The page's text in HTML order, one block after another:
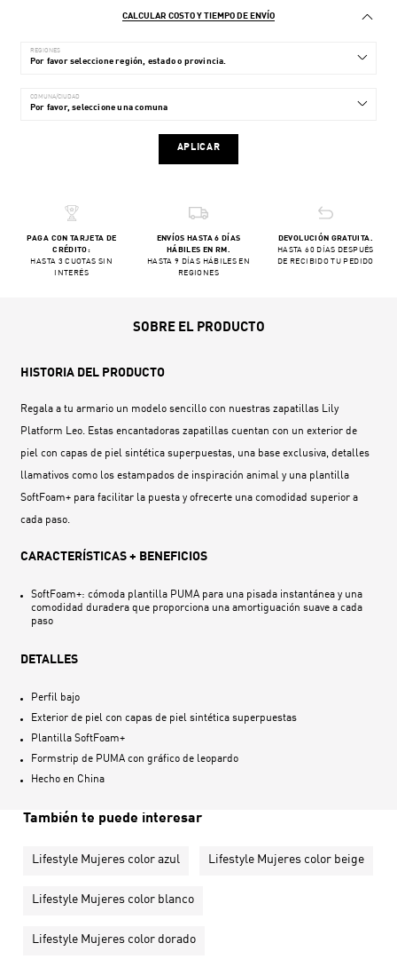
CALCULAR COSTO Y TIEMPO DE ENVÍO
REGIONES
COMUNA/CIUDAD
APLICAR
PAGA CON TARJETA DE
CRÉDITO:
HASTA 3 CUOTAS SIN
INTERÉS
ENVÍOS HASTA 6 DÍAS
HÁBILES EN RM.
HASTA 9 DÍAS HÁBILES EN
REGIONES
DEVOLUCIÓN GRATUITA.
HASTA 60 DÍAS DESPUÉS
DE RECIBIDO TU PEDIDO
SOBRE EL PRODUCTO
HISTORIA DEL PRODUCTO
Regala a tu armario un modelo sencillo con nuestras zapatillas Lily
Platform Leo. Estas encantadoras zapatillas cuentan con un exterior de
piel con capas de piel sintética superpuestas, una base exclusiva, detalles
llamativos como los estampados de inspiración animal y una plantilla
SoftFoam+ para facilitar la puesta y ofrecerte una comodidad superior a
cada paso.
CARACTERÍSTICAS + BENEFICIOS
SoftFoam+: cómoda plantilla PUMA para una pisada instantánea y una
comodidad duradera que proporciona una amortiguación suave a cada
paso
DETALLES
Perfil bajo
Exterior de piel con capas de piel sintética superpuestas
Plantilla SoftFoam+
Formstrip de PUMA con gráfico de leopardo
Hecho en China
También te puede interesar
Lifestyle Mujeres color azul Lifestyle Mujeres color beige
Lifestyle Mujeres color blanco
Lifestyle Mujeres color dorado